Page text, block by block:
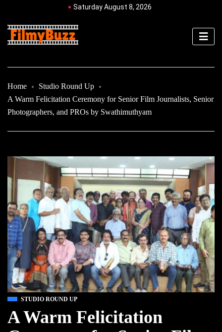
Saturday August 8, 2026
Home
Studio Round Up
A Warm Felicitation Ceremony for Senior Film Journalists, Senior
Photographers, and PROs by Swathimuthyam
STUDIO ROUND UP
A Warm Felicitation